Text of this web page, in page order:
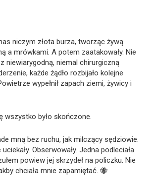
niczym złota burza, tworząc żywą
a mrówkami. A potem zaatakowały. Nie
niewiarygodną, niemal chirurgiczną
każde żądło rozbijało kolejne
wypełnił zapach ziemi, żywicy i
wszystko było skończone.
mną bez ruchu, jak milczący sędziowie.
uciekały. Obserwowały. Jedna podleciała
powiew jej skrzydeł na policzku. Nie
chciała mnie zapamiętać. 🐝